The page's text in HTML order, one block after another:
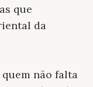
que
da
não falta